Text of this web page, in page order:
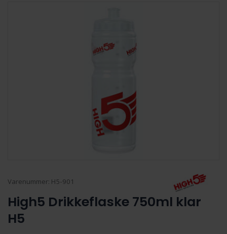
Varenummer: H5-901
High5 Drikkeflaske 750ml klar
H5